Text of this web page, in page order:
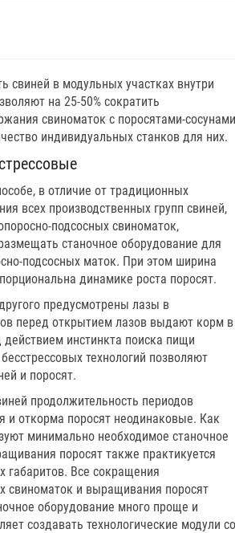
свиней в модульных участках внутри
на 25-50% сократить
свиноматок с поросятами-сосунами
индивидуальных станков для них.
в отличие от традиционных
всех производственных групп свиней,
подсосных свиноматок,
станочное оборудование для
подсосных маток. При этом ширина
динамике роста поросят.
предусмотрены лазы в
перед открытием лазов выдают корм в
инстинкта поиска пищи
технологий позволяют
и поросят.
продолжительность периодов
и откорма поросят неодинаковые. Как
минимально необходимое станочное
поросят также практикуется
габаритов. Все сокращения
свиноматок и выращивания поросят
оборудование много проще и
создавать технологические модули со